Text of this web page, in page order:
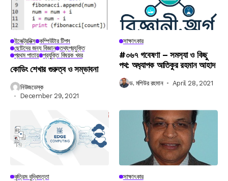
ইলেক্ট্রনিক্স কম্পিউটার টিপস
ছোটদের জন্য বিজ্ঞান তথ্যপ্রযুক্তি
প্রথম পাতায় প্রযুক্তি বিষয়ক খবর
কোডিং শেখার গুরুত্ব ও সম্ভাবনা
নিউজডেস্ক
December 29, 2021
সাক্ষাৎকার
#০৬৭ গবেষণা – সমস‍্যা ও কিছু
পথ: অধ‍্যাপক আতিকুর রহমান আহাদ
ড. মশিউর রহমান April 28, 2021
কৃত্রিম বুদ্ধিমত্তা সাক্ষাৎকার